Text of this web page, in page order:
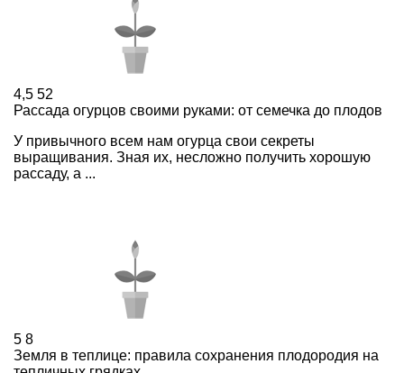
4,5 52
Рассада огурцов своими руками: от семечка до плодов
У привычного всем нам огурца свои секреты
выращивания. Зная их, несложно получить хорошую
рассаду, а ...
5 8
Земля в теплице: правила сохранения плодородия на